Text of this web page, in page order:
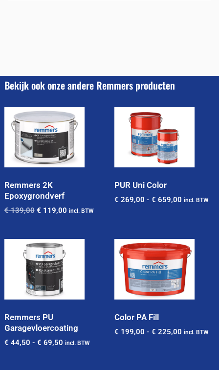
Bekijk ook onze andere Remmers producten
Remmers 2K
Epoxygrondverf
€139,00 € 119,00 incl. BTW
PUR Uni Color
€ 269,00 - € 659,00 incl. BTW
Remmers PU
Garagevloercoating
€ 44,50 - € 69,50 incl. BTW
Color PA Fill
€ 199,00 - € 225,00 incl. BTW